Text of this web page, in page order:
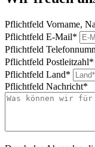
Pflichtfeld Vorname,
Pflichtfeld E-Mail*
Pflichtfeld
Pflichtfeld Postleitzahl*
Pflichtfeld Land*
Pflichtfeld Nachricht*